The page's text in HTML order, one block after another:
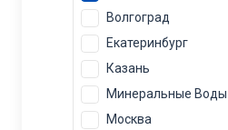
Волгоград
Екатеринбург
Казань
Минеральные Воды
Москва